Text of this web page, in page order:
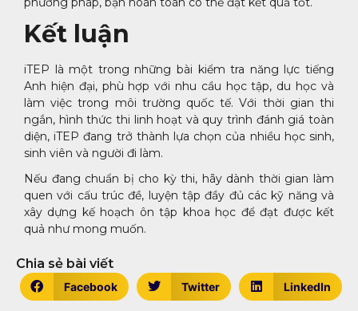
Kết luận
iTEP là một trong những bài kiểm tra năng lực tiếng
Anh hiện đại, phù hợp với nhu cầu học tập, du học và
làm việc trong môi trường quốc tế. Với thời gian thi
ngắn, hình thức thi linh hoạt và quy trình đánh giá toàn
diện, iTEP đang trở thành lựa chọn của nhiều học sinh,
sinh viên và người đi làm.
Nếu đang chuẩn bị cho kỳ thi, hãy dành thời gian làm
quen với cấu trúc đề, luyện tập đầy đủ các kỹ năng và
xây dựng kế hoạch ôn tập khoa học để đạt được kết
quả như mong muốn.
Chia sẻ bài viết
Facebook Twitter LinkedIn